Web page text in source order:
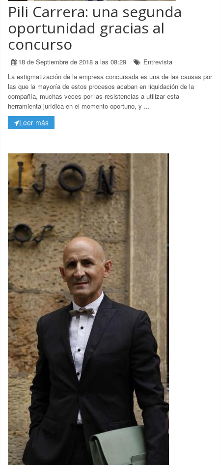
Pili Carrera: una segunda
oportunidad gracias al
concurso
18 de Septiembre de 2018 a las 08:29
Entrevista
La estigmatización de la empresa concursada es una de las causas por
las que la mayoría de estos procesos acaban en liquidación de la
compañía, muchas veces por las resistencias a utilizar esta
herramienta jurídica en el momento oportuno, y ...
Leer más